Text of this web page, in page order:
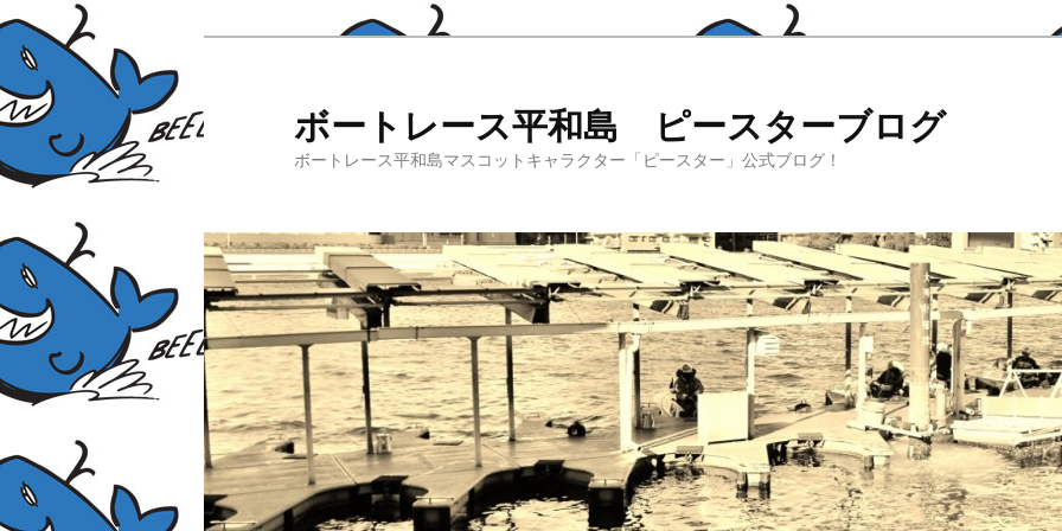
ボートレース平和島 ピースターブログ
ボートレース平和島マスコットキャラクター「ピースター」公式ブログ！